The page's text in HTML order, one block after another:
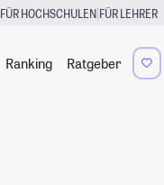
FÜR HOCHSCHULEN|FÜR LEHRER
Ranking Ratgeber